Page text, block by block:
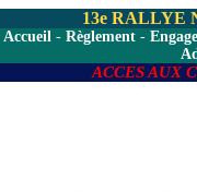
13e RALLYE
Accueil- Règlement-
ACCES AUX